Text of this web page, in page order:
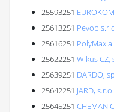
25593251
25613251 Pevop
25616251 PolyMax
25622251 Wikus CZ,
25639251 DARDO,
25642251 JARD, s.r.o.
25645251 CHEMAN